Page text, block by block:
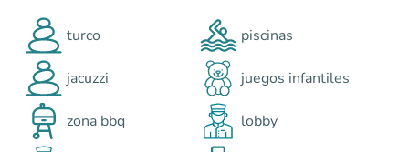
turco piscinas
jacuzzi juegos infantiles
zona bbq lobby